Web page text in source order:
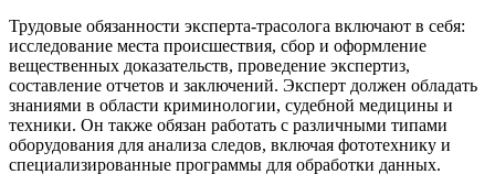
Трудовые обязанности эксперта-трасолога включают в себя:
исследование места происшествия, сбор и оформление
вещественных доказательств, проведение экспертиз,
составление отчетов и заключений. Эксперт должен обладать
знаниями в области криминологии, судебной медицины и
техники. Он также обязан работать с различными типами
оборудования для анализа следов, включая фототехнику и
специализированные программы для обработки данных.